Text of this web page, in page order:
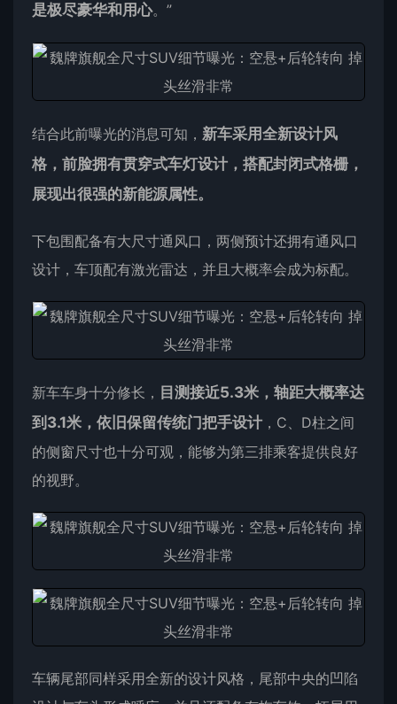
是极尽豪华和用心。”
结合此前曝光的消息可知， 新车采用全新设计风
格，前脸拥有贯穿式车灯设计，搭配封闭式格栅，
展现出很强的新能源属性。
下包围配备有大尺寸通风口，两侧预计还拥有通风口
设计，车顶配有激光雷达，并且大概率会成为标配。
新车车身十分修长， 目测接近5.3米，轴距大概率达
到3.1米，依旧保留传统门把手设计 ，C、D柱之间
的侧窗尺寸也十分可观，能够为第三排乘客提供良好
的视野。
车辆尾部同样采用全新的设计风格，尾部中央的凹陷